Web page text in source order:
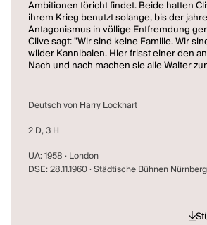
Ambitionen töricht findet. Beide hatten
ihrem Krieg benutzt solange, bis der
Antagonismus in völlige Entfremdung
Clive sagt: "Wir sind keine Familie. Wir
wilder Kannibalen. Hier frisst einer den
Nach und nach machen sie alle Walter
Grausamkeiten, die ihnen längst zur
geworden sind, bewusst.
Deutsch von Harry Lockhart
2 D, 3 H
UA: 1958 · London
DSE: 28.11.1960 · Städtische Bühnen Nürnberg